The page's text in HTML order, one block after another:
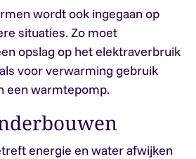
wordt ook ingegaan op
situaties. Zo moet
opslag op het elektraverbruik
voor verwarming gebruik
een warmtepomp.
energie en water afwijken